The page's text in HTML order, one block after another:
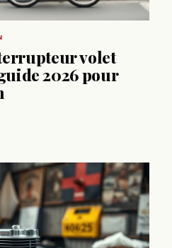
volet
2026 pour